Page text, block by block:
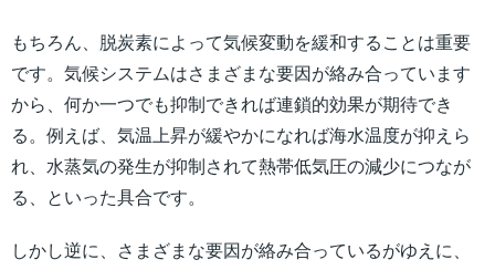
もちろん、脱炭素によって気候変動を緩和することは重要
です。気候システムはさまざまな要因が絡み合っています
から、何か一つでも抑制できれば連鎖的効果が期待でき
る。例えば、気温上昇が緩やかになれば海水温度が抑えら
れ、水蒸気の発生が抑制されて熱帯低気圧の減少につなが
る、といった具合です。
しかし逆に、さまざまな要因が絡み合っているがゆえに、